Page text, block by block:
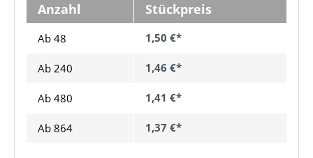
Anzahl Stückpreis
Ab 48 1,50 €*
Ab 240 1,46 €*
Ab 480 1,41 €*
Ab 864 1,37 €*